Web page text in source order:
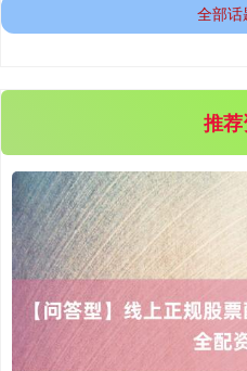
期指IC0 7877.20
全部
推